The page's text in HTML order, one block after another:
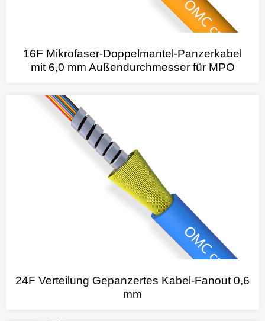
16F Mikrofaser-Doppelmantel-Panzerkabel
mit 6,0 mm Außendurchmesser für MPO
24F Verteilung Gepanzertes Kabel-Fanout 0,6
mm